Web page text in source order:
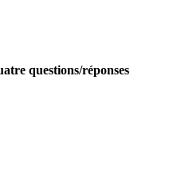
questions/réponses